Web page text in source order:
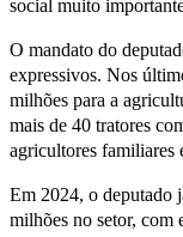
social muito
O mandato do
expressivos. Nos
milhões para a
mais de 40 tratores
agricultores familiares
Em 2024, o deputado
milhões no setor, com